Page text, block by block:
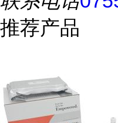
推荐产品